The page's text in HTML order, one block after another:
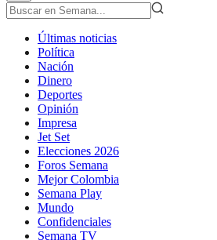
Últimas noticias
Política
Nación
Dinero
Deportes
Opinión
Impresa
Jet Set
Elecciones 2026
Foros Semana
Mejor Colombia
Semana Play
Mundo
Confidenciales
Semana TV